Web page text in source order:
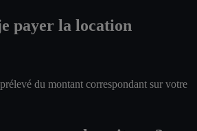
payer la location
du montant correspondant sur votre